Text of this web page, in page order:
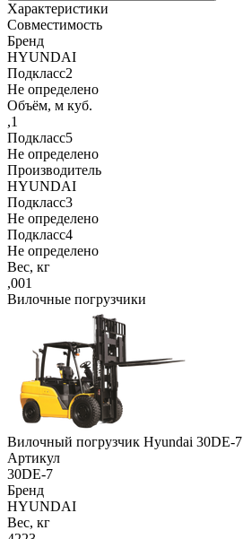
Характеристики
Совместимость
Бренд
HYUNDAI
Подкласс2
Не определено
Объём, м куб.
,1
Подкласс5
Не определено
Производитель
HYUNDAI
Подкласс3
Не определено
Подкласс4
Не определено
Вес, кг
,001
Вилочные погрузчики
Вилочный погрузчик Hyundai 30DE-7
Артикул
30DE-7
Бренд
HYUNDAI
Вес, кг